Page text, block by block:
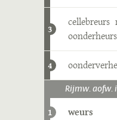
3
cellebreurs
oonderheurs
4
Rijmw. aofw.
1 weurs